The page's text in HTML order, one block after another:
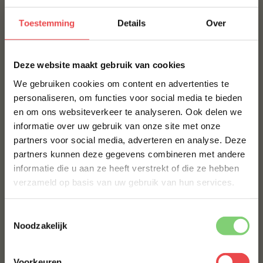
Toestemming Details Over
Deze website maakt gebruik van cookies
We gebruiken cookies om content en advertenties te
personaliseren, om functies voor social media te bieden
en om ons websiteverkeer te analyseren. Ook delen we
informatie over uw gebruik van onze site met onze
partners voor social media, adverteren en analyse. Deze
partners kunnen deze gegevens combineren met andere
informatie die u aan ze heeft verstrekt of die ze hebben
verzameld op basis van uw gebruik van hun services.
Noodzakelijk
Perfect bij
Stoofgerechten of langzaam gegaarde vleesplakken
Grillplank, gourmet of feestelijke vleesplank
Serveersuggesties
Snijd de bavette na bereiding in dunne plakjes en
serveer met chimichurri of salsa verde voor een Zuid-
aardappel of een frisse salade voor een
Voor een stoofvariant: maak een rodewijn‑jus met
10% korting op je
eerste bestelling*
Schrijf je in voor onze nieuwsbrief en ontvang direct
10% korting op jouw eerste bestelling.
ACHTERNAAM